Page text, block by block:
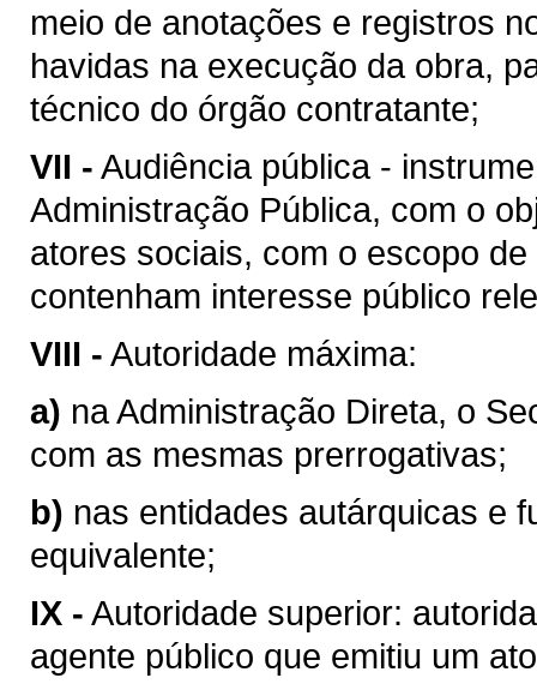
meio de anotações e registros
havidas na execução da obra,
técnico do órgão contratante;
VII - Audiência pública -
Administração Pública, com o
atores sociais, com o escopo
contenham interesse público
VIII - Autoridade máxima:
a) na Administração Direta, o
com as mesmas prerrogativas;
b) nas entidades autárquicas e
equivalente;
IX - Autoridade superior:
agente público que emitiu um